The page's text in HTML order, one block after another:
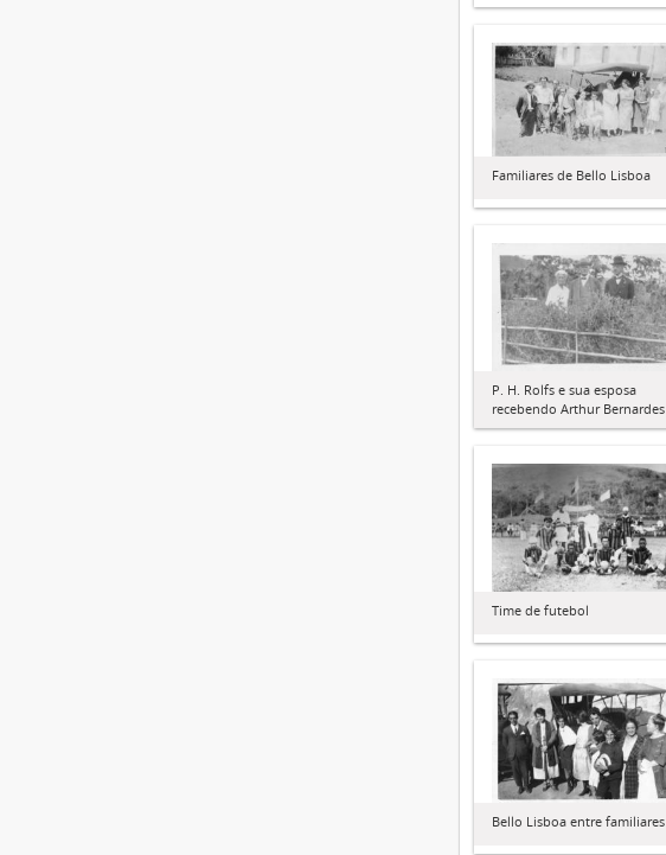
Familiares de Bello Lisboa
P. H. Rolfs e sua esposa
recebendo Arthur Bernardes
Time de futebol
Bello Lisboa entre familiares